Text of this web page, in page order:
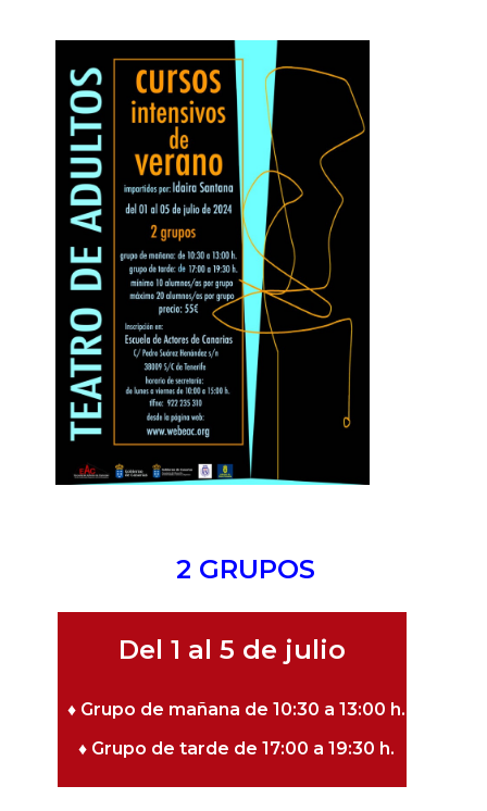
2 GRUPOS
Del 1 al 5 de julio
♦ Grupo de mañana de 10:30 a 13:00 h.
♦ Grupo de tarde de 17:00 a 19:30 h.